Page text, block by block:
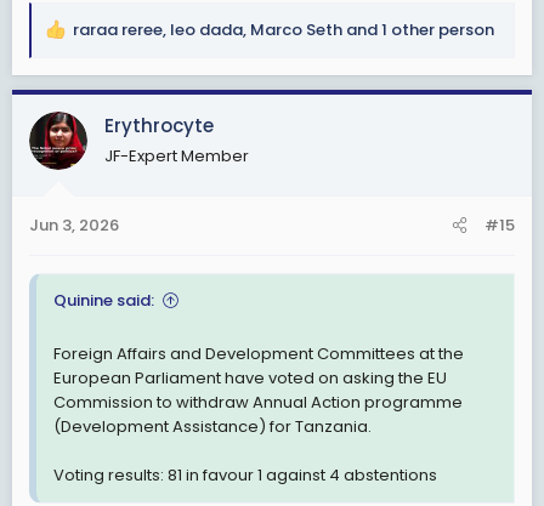
R
a
c
t
i
s
raraa reree, leo dada, Marco Seth and 1 other person
Erythrocyte
JF-Expert Member
Jun 3, 2026 #15
Quinine said:
Foreign Affairs and Development Committees at the
European Parliament have voted on asking the EU
Commission to withdraw Annual Action programme
(Development Assistance) for Tanzania.
Voting results: 81 in favour 1 against 4 abstentions